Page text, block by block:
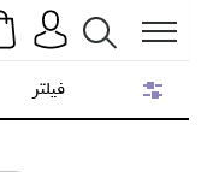
Search
فیلتر